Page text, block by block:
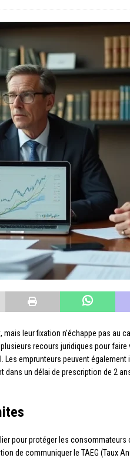
leur fixation n’échappe pas au
recours juridiques pour faire
Les emprunteurs peuvent
un délai de prescription de 2
pour protéger les consommateurs
de communiquer le TAEG (Taux